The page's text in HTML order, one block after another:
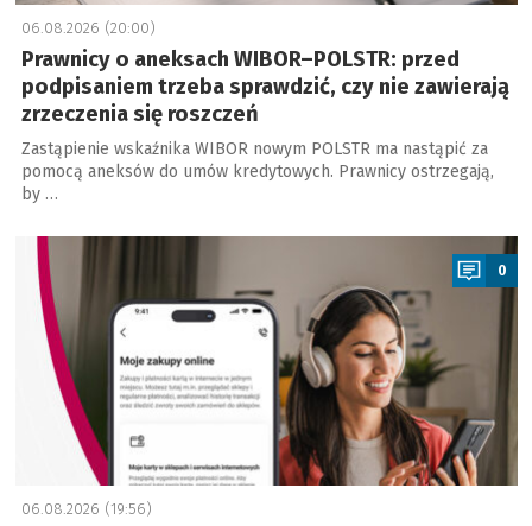
06.08.2026 (20:00)
Prawnicy o aneksach WIBOR–POLSTR: przed
podpisaniem trzeba sprawdzić, czy nie zawierają
zrzeczenia się roszczeń
Zastąpienie wskaźnika WIBOR nowym POLSTR ma nastąpić za
pomocą aneksów do umów kredytowych. Prawnicy ostrzegają,
by …
0
06.08.2026 (19:56)